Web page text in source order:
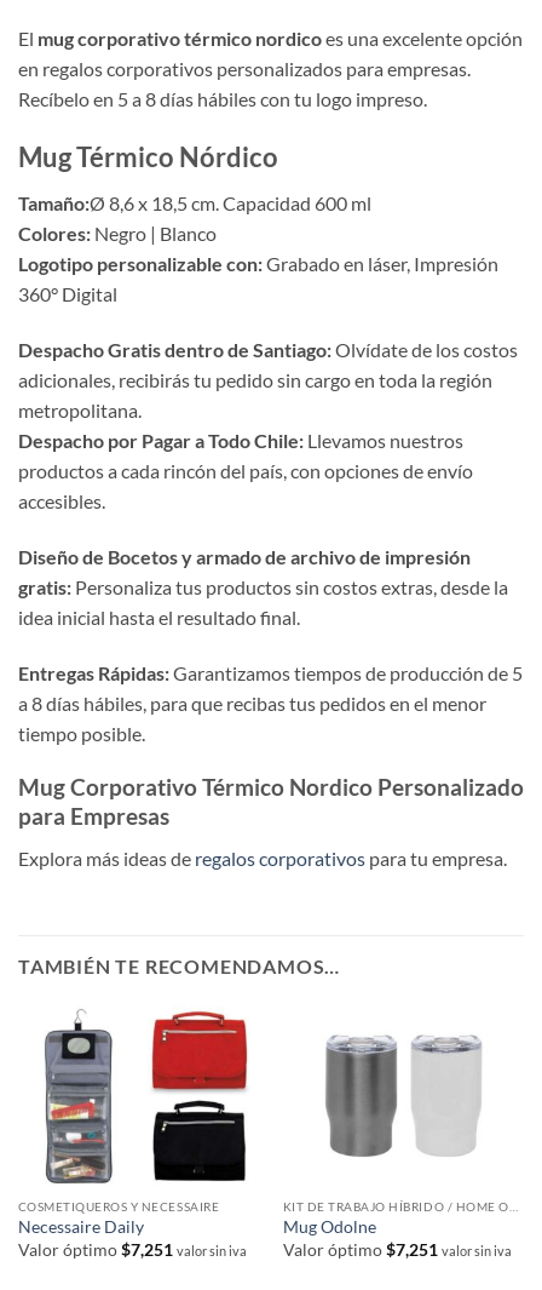
El mug corporativo térmico nordicoes una excelente opción
en regalos corporativos personalizados para empresas.
Recíbelo en 5 a 8 días hábiles con tu logo impreso.
Mug Térmico Nórdico
Tamaño:Ø 8,6 x 18,5 cm. Capacidad 600 ml
Colores: Negro | Blanco
Logotipo personalizable con:Grabado en láser, Impresión
360° Digital
Despacho Gratis dentro de Santiago:Olvídate de los costos
adicionales, recibirás tu pedido sin cargo en toda la región
metropolitana.
Despacho por Pagar a Todo Chile: Llevamos nuestros
productos a cada rincón del país, con opciones de envío
accesibles.
Diseño de Bocetos y armado de archivo de impresión
gratis: Personaliza tus productos sin costos extras, desde la
idea inicial hasta el resultado final.
Entregas Rápidas:Garantizamos tiempos de producción de 5
a 8 días hábiles, para que recibas tus pedidos en el menor
tiempo posible.
Mug Corporativo Térmico Nordico Personalizado
para Empresas
Explora más ideas de regalos corporativos para tu empresa.
TAMBIÉN TE RECOMENDAMOS…
COSMETIQUEROS Y NECESSAIRE
Necessaire Daily
Valor óptimo$7,251 valor sin iva
Mug Odolne
Valor óptimo$7,251 valor sin iva